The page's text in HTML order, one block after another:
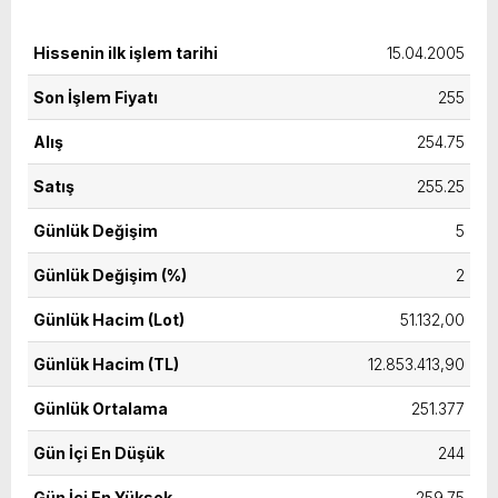
Hissenin ilk işlem tarihi 15.04.2005
Son İşlem Fiyatı 255
Alış 254.75
Satış 255.25
Günlük Değişim 5
Günlük Değişim (%) 2
Günlük Hacim (Lot) 51.132,00
Günlük Hacim (TL) 12.853.413,90
Günlük Ortalama 251.377
Gün İçi En Düşük 244